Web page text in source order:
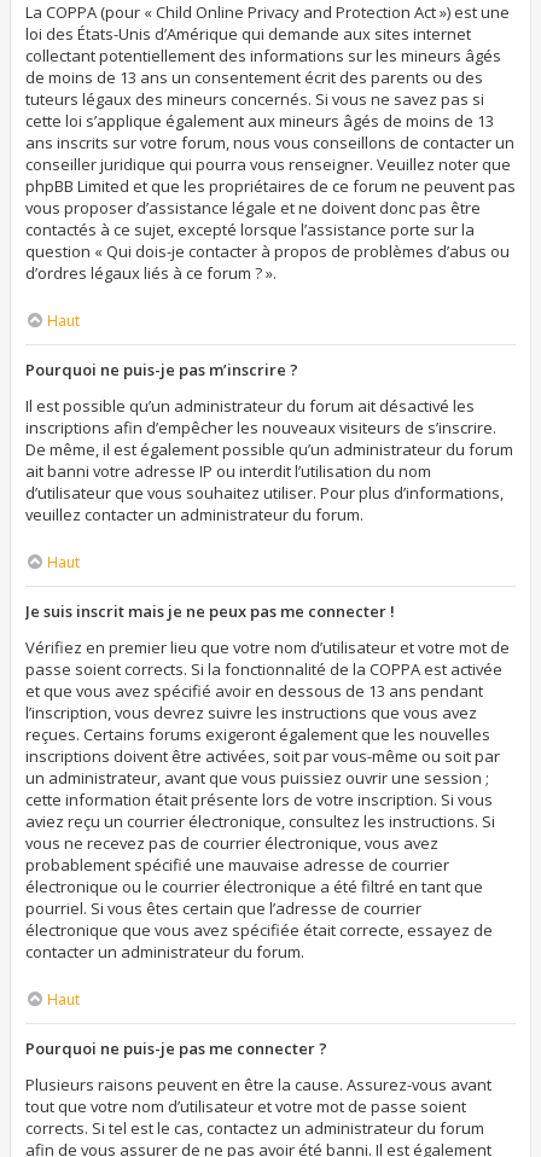
La COPPA (pour « Child Online Privacy and Protection Act ») est une
loi des États-Unis d’Amérique qui demande aux sites internet
collectant potentiellement des informations sur les mineurs âgés
de moins de 13 ans un consentement écrit des parents ou des
tuteurs légaux des mineurs concernés. Si vous ne savez pas si
cette loi s’applique également aux mineurs âgés de moins de 13
ans inscrits sur votre forum, nous vous conseillons de contacter un
conseiller juridique qui pourra vous renseigner. Veuillez noter que
phpBB Limited et que les propriétaires de ce forum ne peuvent pas
vous proposer d’assistance légale et ne doivent donc pas être
contactés à ce sujet, excepté lorsque l’assistance porte sur la
question « Qui dois-je contacter à propos de problèmes d’abus ou
d’ordres légaux liés à ce forum ? ».
Haut
Pourquoi ne puis-je pas m’inscrire ?
Il est possible qu’un administrateur du forum ait désactivé les
inscriptions afin d’empêcher les nouveaux visiteurs de s’inscrire.
De même, il est également possible qu’un administrateur du forum
ait banni votre adresse IP ou interdit l’utilisation du nom
d’utilisateur que vous souhaitez utiliser. Pour plus d’informations,
veuillez contacter un administrateur du forum.
Haut
Je suis inscrit mais je ne peux pas me connecter !
Vérifiez en premier lieu que votre nom d’utilisateur et votre mot de
passe soient corrects. Si la fonctionnalité de la COPPA est activée
et que vous avez spécifié avoir en dessous de 13 ans pendant
l’inscription, vous devrez suivre les instructions que vous avez
reçues. Certains forums exigeront également que les nouvelles
inscriptions doivent être activées, soit par vous-même ou soit par
un administrateur, avant que vous puissiez ouvrir une session ;
cette information était présente lors de votre inscription. Si vous
aviez reçu un courrier électronique, consultez les instructions. Si
vous ne recevez pas de courrier électronique, vous avez
probablement spécifié une mauvaise adresse de courrier
électronique ou le courrier électronique a été filtré en tant que
pourriel. Si vous êtes certain que l’adresse de courrier
électronique que vous avez spécifiée était correcte, essayez de
contacter un administrateur du forum.
Haut
Pourquoi ne puis-je pas me connecter ?
Plusieurs raisons peuvent en être la cause. Assurez-vous avant
tout que votre nom d’utilisateur et votre mot de passe soient
corrects. Si tel est le cas, contactez un administrateur du forum
afin de vous assurer de ne pas avoir été banni. Il est également